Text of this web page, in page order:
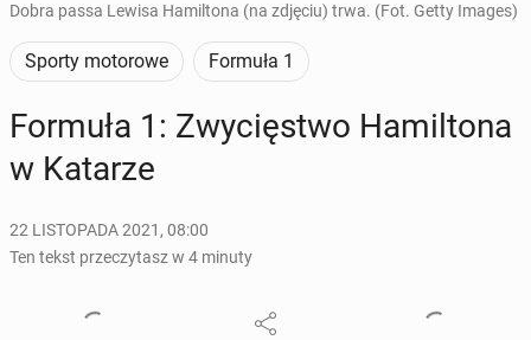
Dobra passa Lewisa Hamiltona (na zdjęciu) trwa. (Fot. Getty Images)
Sporty motorowe Formuła 1
Formuła 1: Zwy­cię­stwo Ha­mil­to­na
w Katarze
22 LISTOPADA 2021, 08:00
Ten tekst przeczytasz w 4 minuty